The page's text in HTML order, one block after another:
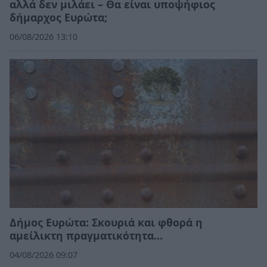
αλλά δεν μιλάει – Θα είναι υποψήφιος
δήμαρχος Ευρώτα;
06/08/2026 13:10
Δήμος Ευρώτα: Σκουριά και φθορά η
αμείλικτη πραγματικότητα…
04/08/2026 09:07